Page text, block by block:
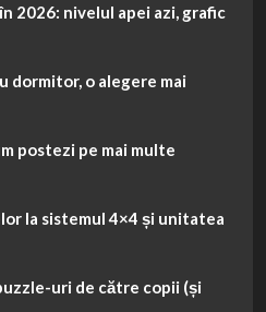
2026: nivelul apei azi, grafic
dormitor, o alegere mai
postezi pe mai multe
la sistemul 4×4 și unitatea
uri de către copii (și